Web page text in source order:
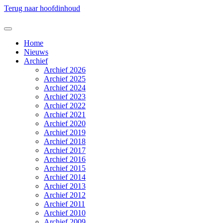
Terug naar hoofdinhoud
Home
Nieuws
Archief
Archief 2026
Archief 2025
Archief 2024
Archief 2023
Archief 2022
Archief 2021
Archief 2020
Archief 2019
Archief 2018
Archief 2017
Archief 2016
Archief 2015
Archief 2014
Archief 2013
Archief 2012
Archief 2011
Archief 2010